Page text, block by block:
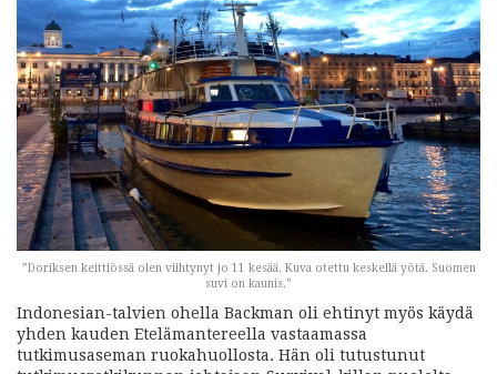
”Doriksen keittiössä olen viihtynyt jo 11 kesää. Kuva otettu keskellä yötä. Suomen
suvi on kaunis.”
Indonesian-talvien ohella Backman oli ehtinyt myös käydä
yhden kauden Etelämantereella vastaamassa
tutkimusaseman ruokahuollosta. Hän oli tutustunut